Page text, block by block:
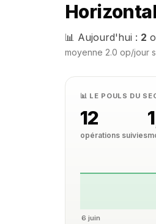
📊 Aujourd'hui : 2
moyenne 2.0 op/jour
📊 LE POULS DU
12
opérations suivies
6 juin